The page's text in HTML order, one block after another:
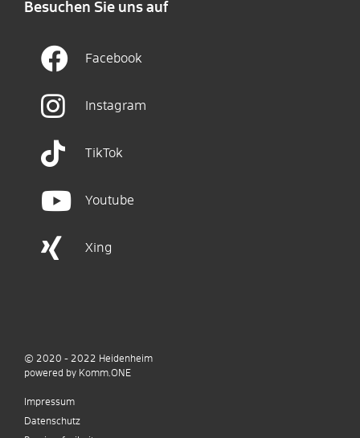
Besuchen Sie uns auf
Facebook
Instagram
TikTok
Youtube
Xing
© 2020 - 2022 Heidenheim
powered by Komm.ONE
Impressum
Datenschutz